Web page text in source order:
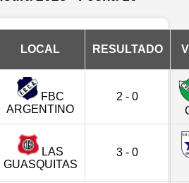
LOCAL RESULTADO
FBC
ARGENTINO
2 - 0
LAS
GUASQUITAS
3 - 0